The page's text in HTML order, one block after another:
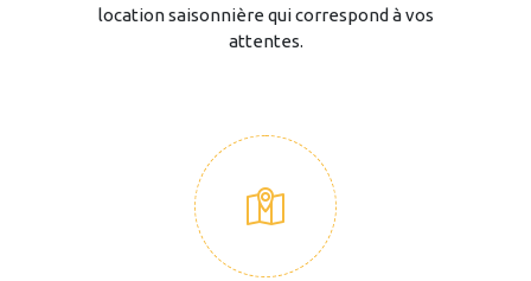
location saisonnière qui correspond à vos
attentes.